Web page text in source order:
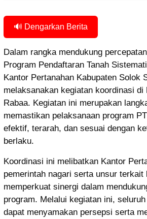
🔊 Dengarkan Berita
Dalam rangka mendukung
Program Pendaftaran Tanah
Kantor Pertanahan Kabupaten Solok
melaksanakan kegiatan koordinasi di
Rabaa. Kegiatan ini merupakan
memastikan pelaksanaan program
efektif, terarah, dan sesuai dengan
berlaku.
Koordinasi ini melibatkan Kantor
pemerintah nagari serta unsur terkait
memperkuat sinergi dalam
program. Melalui kegiatan ini,
dapat menyamakan persepsi serta